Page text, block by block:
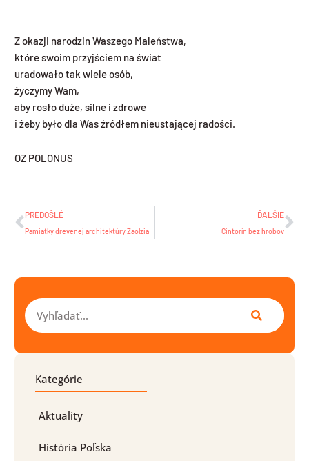
Z okazji narodzin Waszego Maleństwa,
które swoim przyjściem na świat
uradowało tak wiele osób,
życzymy Wam,
aby rosło duże, silne i zdrowe
i żeby było dla Was źródłem nieustającej radości.
OZ POLONUS
PREDOŠLÉ
Pamiatky drevenej architektúry Zaolzia
ĎALŠIE
Cintorín bez hrobov
Vyhľadať
Kategórie
Aktuality
História Poľska